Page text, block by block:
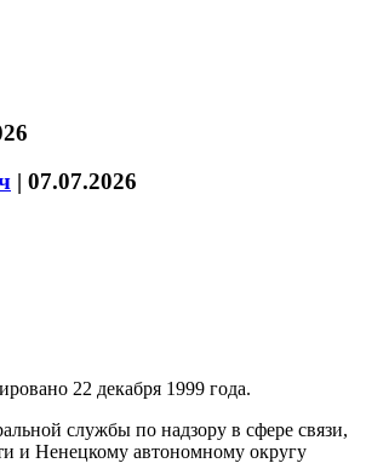
| 07.07.2026
22 декабря 1999 года.
службы по надзору в сфере связи,
и Ненецкому автономному округу